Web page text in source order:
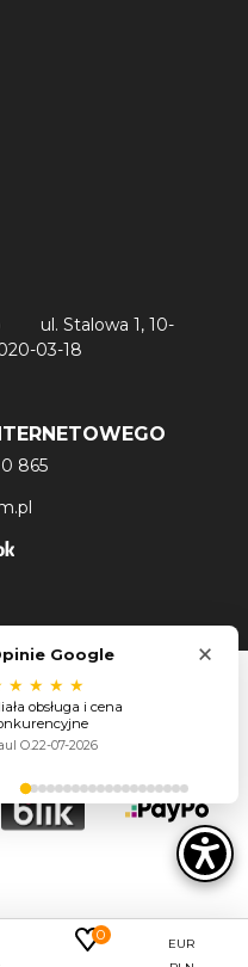
0
EUR
ul. Stalowa 1, 10-
03-18
865
Google ×
★ ★ ★ ★
obsługa i cena
O.22-07-2026